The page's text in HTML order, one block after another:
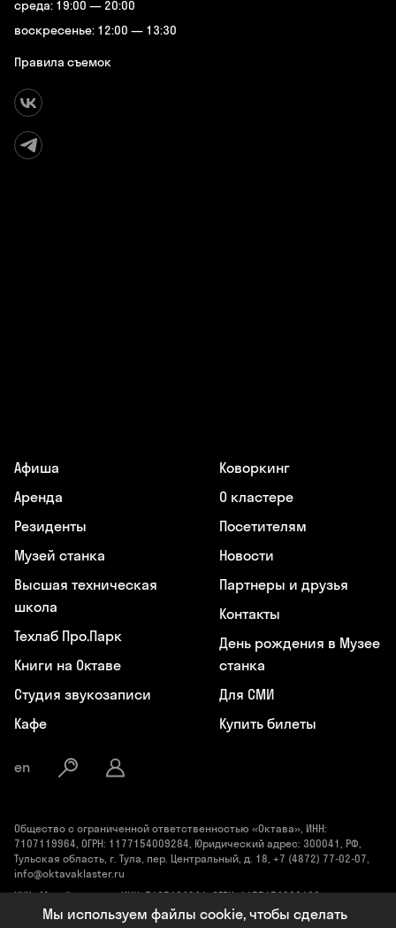
среда: 19:00 — 20:00
воскресенье: 12:00 — 13:30
Правила съемок
Афиша
Аренда
Резиденты
Музей станка
Высшая техническая
школа
Техлаб Про.Парк
Книги на Октаве
Студия звукозаписи
Кафе
Коворкинг
О кластере
Посетителям
Новости
Партнеры и друзья
Контакты
День рождения в Музее
станка
Для СМИ
Купить билеты
en
Общество с ограниченной ответственностью «Октава», ИНН:
7107119964, ОГРН: 1177154009284, Юридический адрес: 300041, РФ,
Тульская область, г. Тула, пер. Центральный, д. 18, +7 (4872) 77-02-07,
info@oktavaklaster.ru
ЧУК «Музей станка», ИНН: 7107124241, ОГРН: 1177154030162,
Юридический адрес: 300041, Тульская область, г. Тула, пер.
Мы используем файлы cookie, чтобы сделать